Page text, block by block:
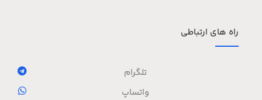
راه های ارتباطی
تلگرام
واتساپ